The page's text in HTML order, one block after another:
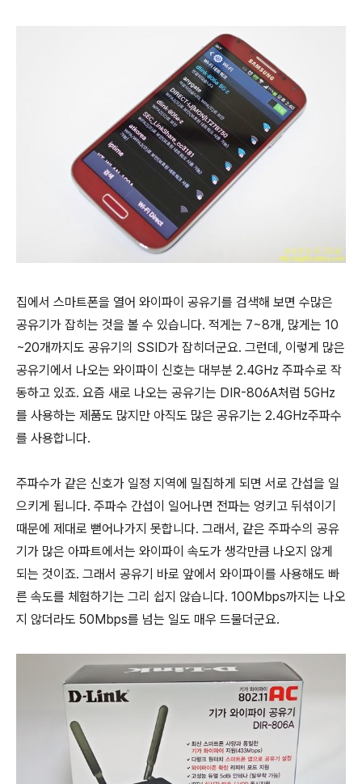
집에서 스마트폰을 열어 와이파이 공유기를 검색해 보면 수많은
공유기가 잡히는 것을 볼 수 있습니 다. 적게는 7~8개, 많게는 10
~20개까지도 공유기의 SSID가 잡히더군요. 그런데, 이렇게 많은
공유기 에서 나오는 와이파이 신호는 대부분 2.4GHz 주파수로 작
동하고 있죠. 요즘 새로 나오는 공유기는 DIR-806A처럼 5GHz
를 사용하는 제품도 많지만 아직도 많은 공유기는 2.4GHz주파수
를 사용합니다.
주파수가 같은 신호가 일정 지역에 밀집하게 되면 서로 간섭을 일
으키게 됩니다. 주파수 간섭이 일어 나면 전파는 엉키고 뒤섞이기
때문에 제대로 뻗어나가지 못합니다. 그래서, 같은 주파수의 공유
기가 많은 아파트에서는 와이파이 속도가 생각만큼 나오지 않게
되는 것이죠. 그래서 공유기 바로 앞에서 와이파이를 사용해도 빠
른 속도를 체험하기는 그리 쉽지 않습니다. 100Mbps까지는 나오
지 않더라도 50Mbps를 넘는 일도 매우 드물더군요.